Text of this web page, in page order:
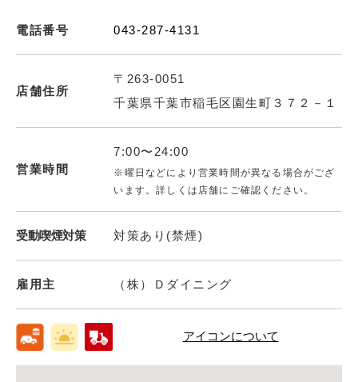
電話番号 043-287-4131
店舗住所
〒263-0051
千葉県千葉市稲毛区園生町３７２－１
営業時間
7:00〜24:00
※曜日などにより営業時間が異なる場合がござ
います。詳しくは店舗にご確認ください。
受動喫煙対策 対策あり(禁煙)
雇用主 （株）Ｄダイニング
アイコンについて